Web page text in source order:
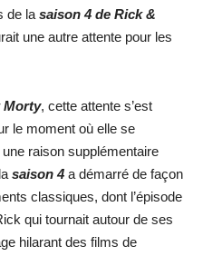
de la saison 4 de Rick &
une autre attente pour les
Morty, cette attente s’est
le moment où elle se
raison supplémentaire
saison 4 a démarré de façon
classiques, dont l’épisode
qui tournait autour de ses
hilarant des films de